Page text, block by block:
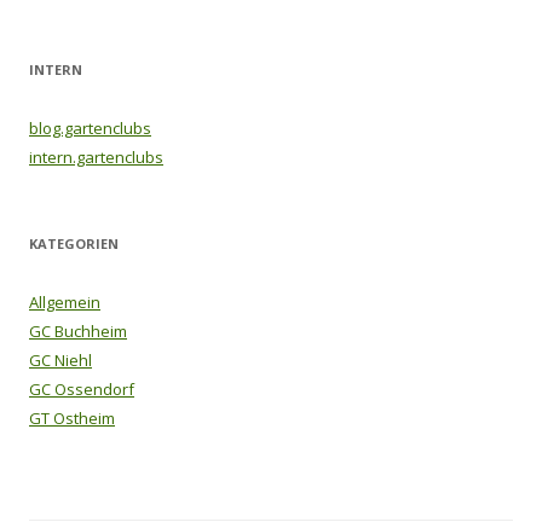
INTERN
blog.gartenclubs
intern.gartenclubs
KATEGORIEN
Allgemein
GC Buchheim
GC Niehl
GC Ossendorf
GT Ostheim